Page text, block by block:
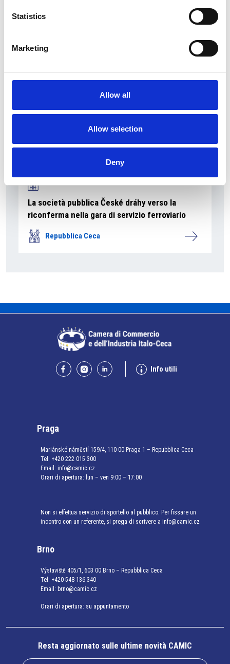
Statistics
Marketing
Allow all
Allow selection
Deny
La Škoda avvia la produzione del suo SUV Peaq
La società pubblica České dráhy verso la
riconferma nella gara di servizio ferroviario
Repubblica Ceca
Info utili
Praga
Mariánské náměstí 159/4, 110 00 Praga 1 – Repubblica Ceca
Tel: +420 222 015 300
Email: info@camic.cz
Orari di apertura: lun – ven 9:00 – 17:00
Non si effettua servizio di sportello al pubblico. Per fissare un
incontro con un referente, si prega di scrivere a info@camic.cz
Brno
Výstaviště 405/1, 603 00 Brno – Repubblica Ceca
Tel: +420 548 136 340
Email: brno@camic.cz
Orari di apertura: su appuntamento
Resta aggiornato sulle ultime novità CAMIC